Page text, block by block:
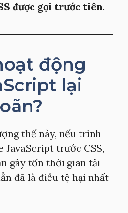
được gọi trước tiên.
động
lại
thế này, nếu trình
JavaScript trước CSS,
gây tốn thời gian tải
đã là điều tệ hại nhất